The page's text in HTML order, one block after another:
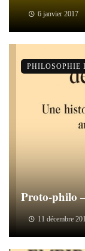
6 janvier 2017
Proto-philo
11 décembre
PHILOSOPHIE